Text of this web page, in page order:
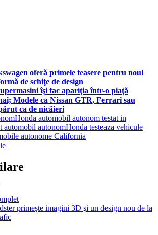
oferă primele teasere pentru noul
de schiţe de design
îşi fac apariţia într-o piaţă
Modele ca Nissan GTR, Ferrari sau
ca de nicăieri
Honda automobil autonom testat in
automobil autonomHonda testeaza vehicule
autonome California